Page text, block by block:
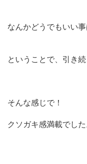
なんかどうでもいい
ということで、引き続
そんな感じで！
クソガキ感満載でし